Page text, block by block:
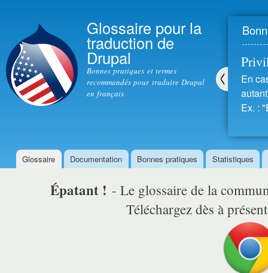
Glossaire pour la
traduction de
Drupal
Bonnes pratiques et termes
recommandés pour traduire Drupal
en français
En
Ex. :
Menu principal
Glossaire Documentation Bonnes pratiques Statistiques
Épatant ! - Le glossaire de la
Téléchargez dès à